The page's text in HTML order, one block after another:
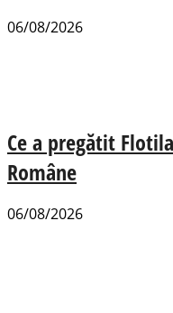
06/08/2026
Ce a pregătit
Române
06/08/2026